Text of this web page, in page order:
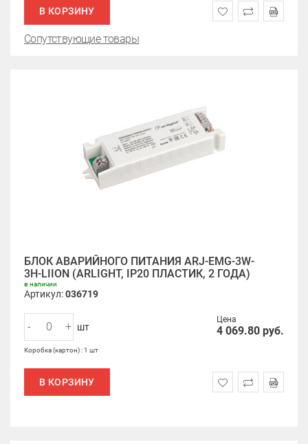
В КОРЗИНУ
Сопутствующие товары
БЛОК АВАРИЙНОГО ПИТАНИЯ ARJ-EMG-3W-
3H-LIION (ARLIGHT, IP20 ПЛАСТИК, 2 ГОДА)
в наличии
Артикул:036719
Цена
4 069.80 руб.
- + шт
Коробка (картон) : 1 шт
В КОРЗИНУ